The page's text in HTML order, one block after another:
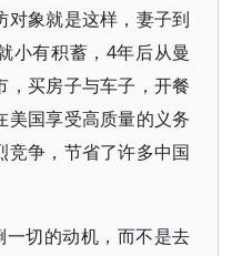
对象就是这样，妻子到
小有积蓄，4年后从曼
，买房子与车子，开餐
美国享受高质量的义务
竞争，节省了许多中国
一切的动机，而不是去